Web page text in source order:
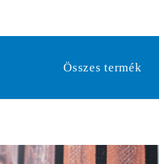
Összes termék